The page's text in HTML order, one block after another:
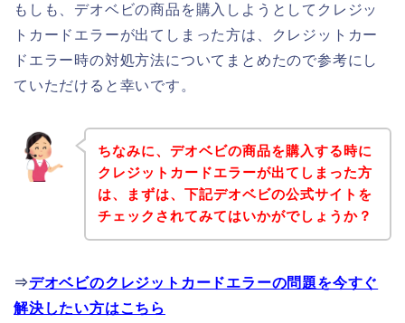
もしも、デオベビの商品を購入しようとしてクレジッ
トカードエラーが出てしまった方は、クレジットカー
ドエラー時の対処方法についてまとめたので参考にし
ていただけると幸いです。
ちなみに、デオベビの商品を購入する時に
クレジットカードエラーが出てしまった方
は、まずは、下記デオベビの公式サイトを
チェックされてみてはいかがでしょうか？
⇒デオベビのクレジットカードエラーの問題を今すぐ
解決したい方はこちら